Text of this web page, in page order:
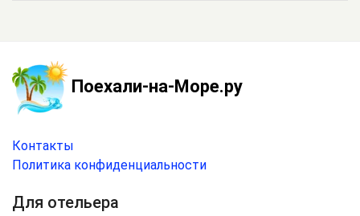
Поехали-на-Море.ру
Контакты
Политика конфиденциальности
Для отельера